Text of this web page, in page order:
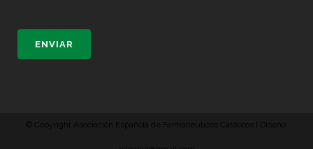
© Copyright Asociación Española de Farmacéuticos Católicos | Diseño: